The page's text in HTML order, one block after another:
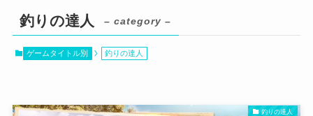
釣りの達人 – category –
ゲームタイトル別 釣りの達人
釣りの達人